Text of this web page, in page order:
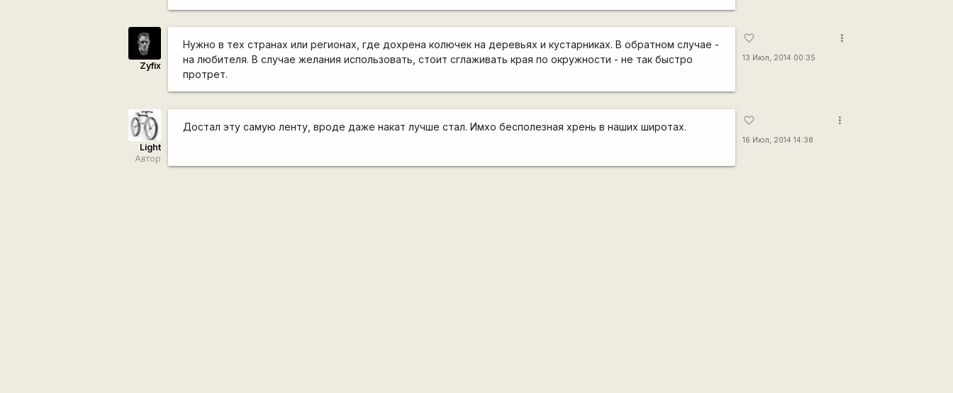
Zyfix
Нужно в тех странах или регионах, где дохрена колючек на деревьях и кустарниках. В обратном случае -
на любителя. В случае желания использовать, стоит сглаживать края по окружности - не так быстро
протрет.
favorite_border
13 Июл, 2014 00:35
more_vert
Light
Автор
Достал эту самую ленту, вроде даже накат лучше стал. Имхо бесполезная хрень в наших широтах.
favorite_border
16 Июл, 2014 14:38
more_vert